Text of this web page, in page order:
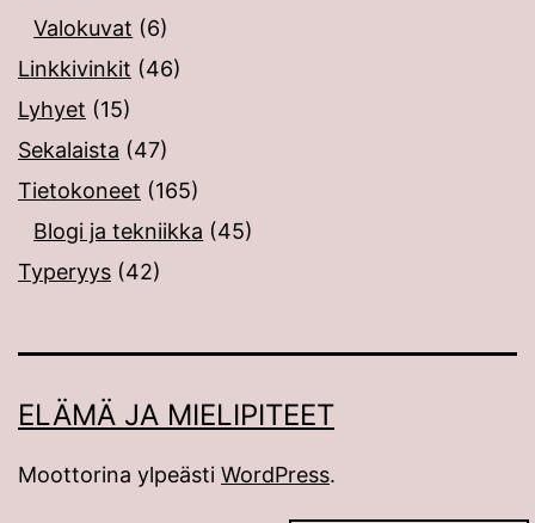
Valokuvat (6)
Linkkivinkit (46)
Lyhyet (15)
Sekalaista (47)
Tietokoneet (165)
Blogi ja tekniikka (45)
Typeryys (42)
ELÄMÄ JA MIELIPITEET
Moottorina ylpeästi WordPress.